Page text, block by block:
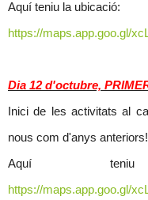
Aquí teniu la ubicació:
https://maps.app.goo.gl/
Dia 12 d'octubre,
Inici de les activitats al
nous com d'anys
Aquí
https://maps.app.goo.gl/